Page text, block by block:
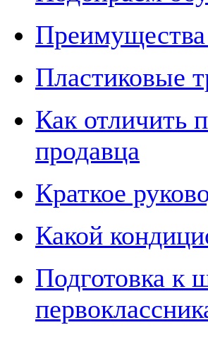
Пластиковые
Как отличить
продавца
Краткое
Какой
Подготовка к